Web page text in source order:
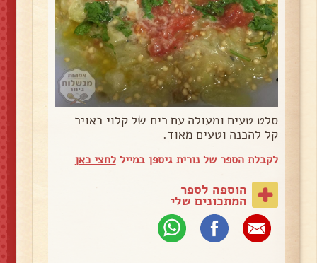
סלט טעים ומעולה עם ריח של קלוי באויר
קל להכנה וטעים מאוד.
לקבלת הספר של נורית גיספן במייללחצי כאן
הוספה לספר
המתכונים שלי